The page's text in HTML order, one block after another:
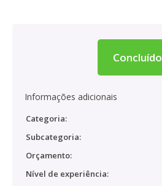
Concluído
Informações adicionais
Categoria:
Subcategoria:
Orçamento:
Nível de experiência: